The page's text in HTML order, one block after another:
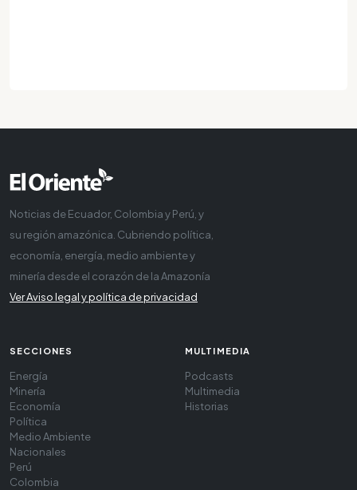
Noticias de Ecuador, Colombia y Perú, y
su región amazónica. Cubriendo política,
economía, energía, medio ambiente y
minería desde el corazón de la Amazonía
Ver Aviso legal y política de privacidad
SECCIONES
Energía
Minería
Economía
Política
Medio Ambiente
Nacionales
Perú
Colombia
MULTIMEDIA
Podcasts
Multimedia
Historias